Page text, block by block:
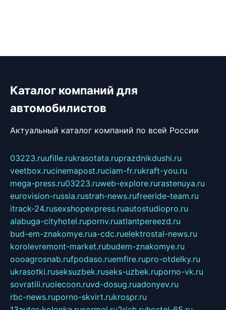
Каталог компаний для
автомобилистов
Актуальный каталог компаний по всей России
03223.ruufille.rukrasotata.ruprazdnikdushi.ru
veetbox.rucinemapost.ruciam-fr.rukraft-you.ru
mega-press.ru03223.ruweb-explore.rurastenuya.ru
eurovision-russia.rustrah-news.rufreeride-team.ru
itrack-24.rusexshopexpress.ruautostudiopro.ru
alabuga-cityhotel.rupornv.ruatlantpereezd.ru
bud-em-znakomye.rua-cdc.ruelektrostal-news.ru
korolevremont-market.rubudem-znakomye.ru
oooagrosnab.rufpodaso.ruemfire.rupro-otdelky.ru
ukrasotki.ruseksuzbek.ruseks-uzbek.ruporno-vk.ru
sovratili.ruolecoon.ruvd-dosug.ruadonyev.ru
rbc-news.ruporno-skvirt.rukrospr.ru